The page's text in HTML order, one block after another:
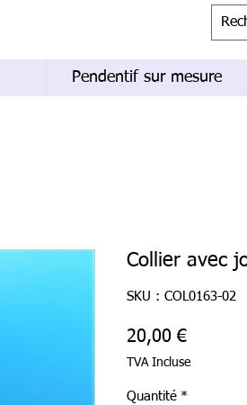
Pendentif sur mesure
Collier avec
SKU : COL0163-02
20,00 €Prix
TVA Incluse
Quantité *